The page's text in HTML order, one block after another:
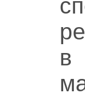
в